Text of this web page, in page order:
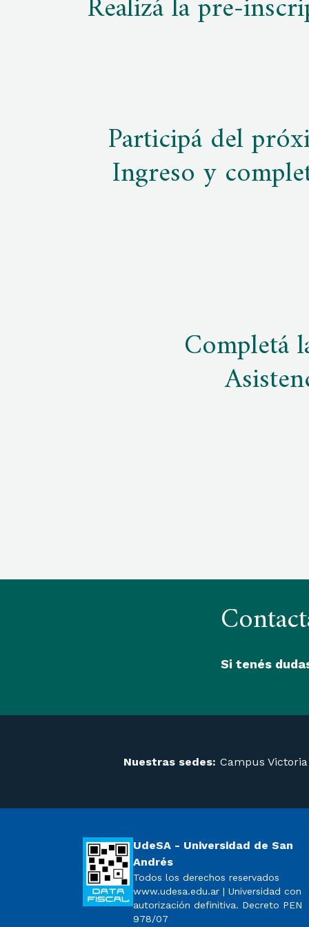
Participá del
Ingreso y
Completá
Si tenés
Nuestras sedes: Campus
UdeSA - Universidad de San
Andrés
Todos los derechos reservados
www.udesa.edu.ar | Universidad con
autorización definitiva. Decreto PEN
978/07